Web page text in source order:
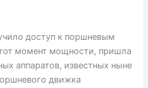
доступ к поршневым
момент мощности, пришла
аппаратов, известных ныне
движка